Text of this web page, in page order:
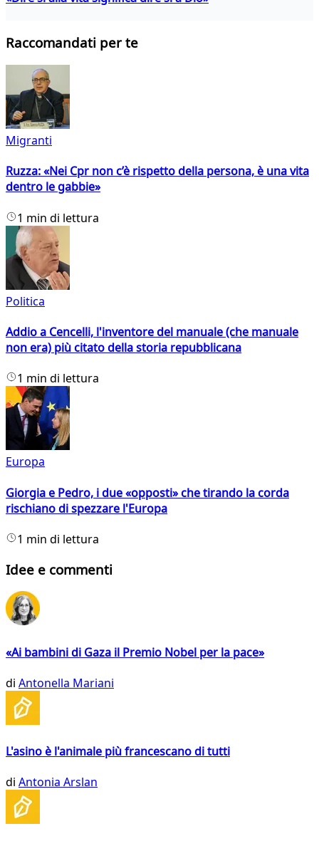
Raccomandati per te
Migranti
Ruzza: «Nei Cpr non c’è rispetto della persona, è una vita
dentro le gabbie»
1 min di lettura
Politica
Addio a Cencelli, l'inventore del manuale (che manuale
non era) più citato della storia repubblicana
1 min di lettura
Europa
Giorgia e Pedro, i due «opposti» che tirando la corda
rischiano di spezzare l'Europa
1 min di lettura
Idee e commenti
«Ai bambini di Gaza il Premio Nobel per la pace»
di Antonella Mariani
L'asino è l'animale più francescano di tutti
di Antonia Arslan